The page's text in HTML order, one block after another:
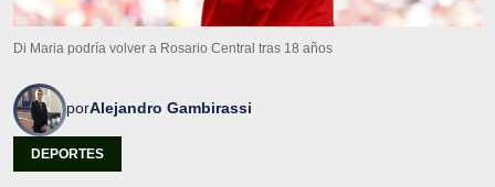
Di Maria podría volver a Rosario Central tras 18 años
porAlejandro Gambirassi
DEPORTES